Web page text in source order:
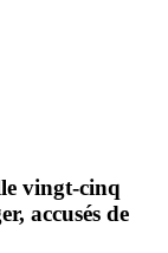
vingt-cinq
accusés de